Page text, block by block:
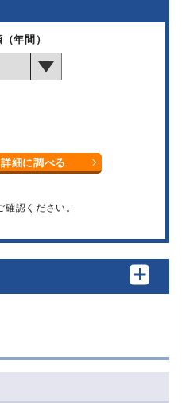
年間）
細に調べる
認ください。